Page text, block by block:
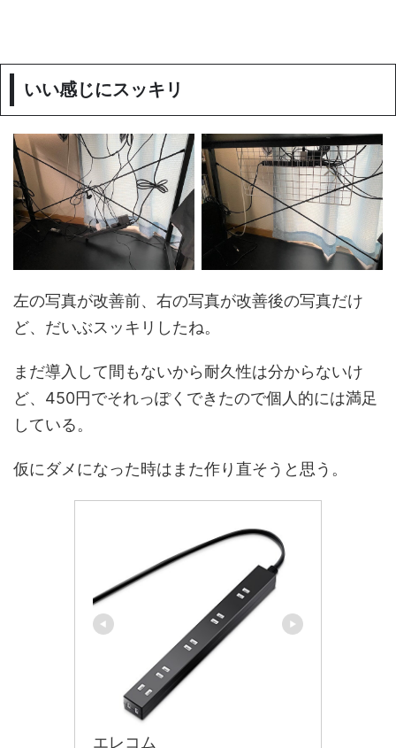
いい感じにスッキリ
左の写真が改善前、右の写真が改善後の写真だけ
ど、だいぶスッキリしたね。
まだ導入して間もないから耐久性は分からないけ
ど、450円でそれっぽくできたので個人的には満足
している。
仮にダメになった時はまた作り直そうと思う。
エレコム